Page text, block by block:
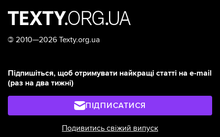
© 2010—2026 Texty.org.ua
Підпишіться, щоб отримувати найкращі статті на e-mail
(раз на два тижні)
ПІДПИСАТИСЯ
Подивитись свіжий випуск